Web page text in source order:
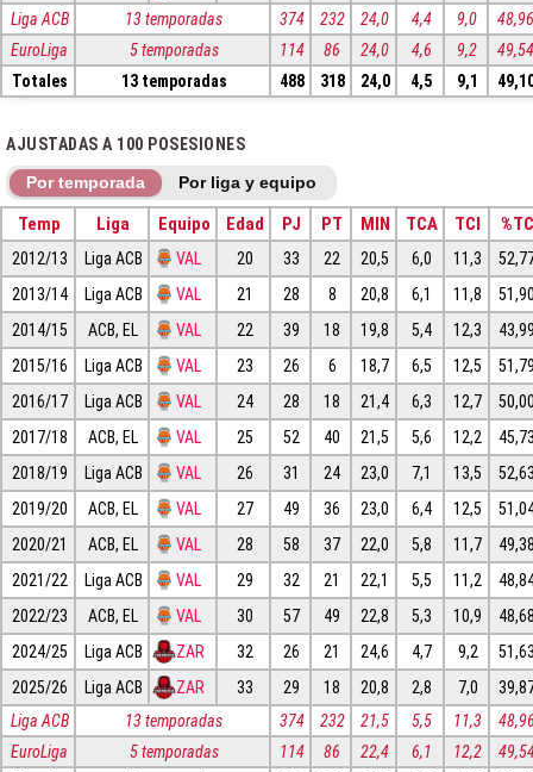
Liga ACB
13 temporadas 374 232 24,0 4,4 9,0
EuroLiga
5 temporadas 114 86 24,0 4,6 9,2
Totales
13 temporadas 488 318 24,0 4,5 9,1
AJUSTADAS A 100 POSESIONES
Por temporada Por liga y equipo
Temp Liga Equipo Edad PJ PT MIN TCA TCI %TC
2012/13 Liga ACB VAL 20 33 22 20,5 6,0 11,3
2013/14
Liga ACB VAL 21 28 8 20,8 6,1 11,8
2014/15
ACB, EL VAL 22 39 18 19,8 5,4 12,3
2015/16
Liga ACB VAL 23 26 6 18,7 6,5 12,5
2016/17
Liga ACB VAL 24 28 18 21,4 6,3 12,7
2017/18
ACB, EL VAL 25 52 40 21,5 5,6 12,2
2018/19
Liga ACB VAL 26 31 24 23,0 7,1 13,5
2019/20
ACB, EL VAL 27 49 36 23,0 6,4 12,5
2020/21
ACB, EL VAL 28 58 37 22,0 5,8 11,7
2021/22
Liga ACB VAL 29 32 21 22,1 5,5 11,2
2022/23
ACB, EL VAL 30 57 49 22,8 5,3 10,9
2024/25
Liga ACB ZAR 32 26 21 24,6 4,7 9,2
2025/26
Liga ACB ZAR 33 29 18 20,8 2,8 7,0
Liga ACB
13 temporadas 374 232 21,5 5,5 11,3
EuroLiga
5 temporadas 114 86 22,4 6,1 12,2